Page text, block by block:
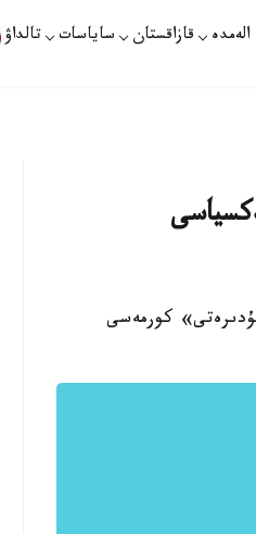
الەمدە قازاقستان ساياسات تالداۋ
كورمەسى